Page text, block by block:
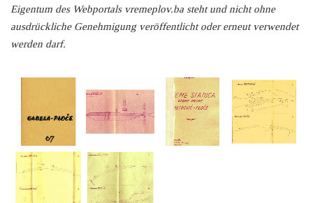
Eigentum des Webportals vremeplov.ba steht und nicht ohne
ausdrückliche Genehmigung veröffentlicht oder erneut verwendet
werden darf.